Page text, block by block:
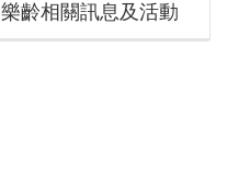
樂齡相關訊息及活動